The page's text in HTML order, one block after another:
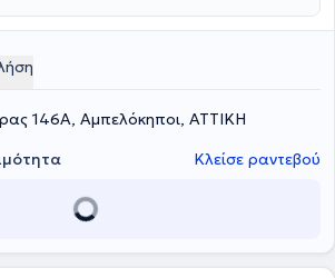
146Α, Αμπελόκηποι, ΑΤΤΙΚΗ
Κλείσε ραντεβού